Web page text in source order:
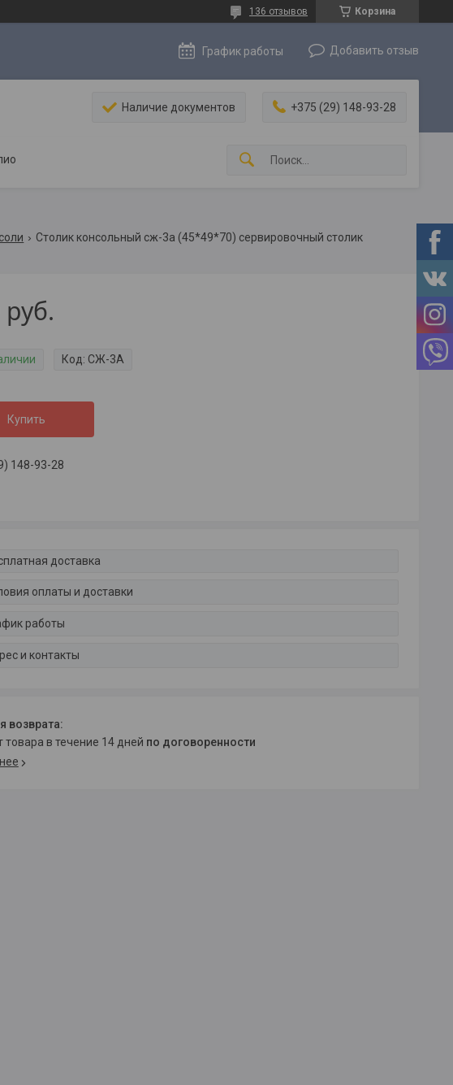
Корзина
136 отзывов
График работы Добавить отзыв
Наличие документов +375 (29) 148-93-28
Столик консольный сж-3а (45*49*70) сервировочный столик
руб.
Код: СЖ-3А
Купить
148-93-28
доставка
оплаты и доставки
работы
и контакты
товара в течение 14 дней по договоренности